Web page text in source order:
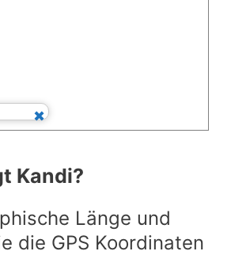
Kandi?
Länge und
die GPS Koordinaten